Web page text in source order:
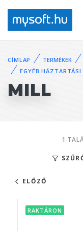
CÍMLAP TERMÉKEK
EGYÉB
MILL
1
ELŐZŐ
RAKTÁRON